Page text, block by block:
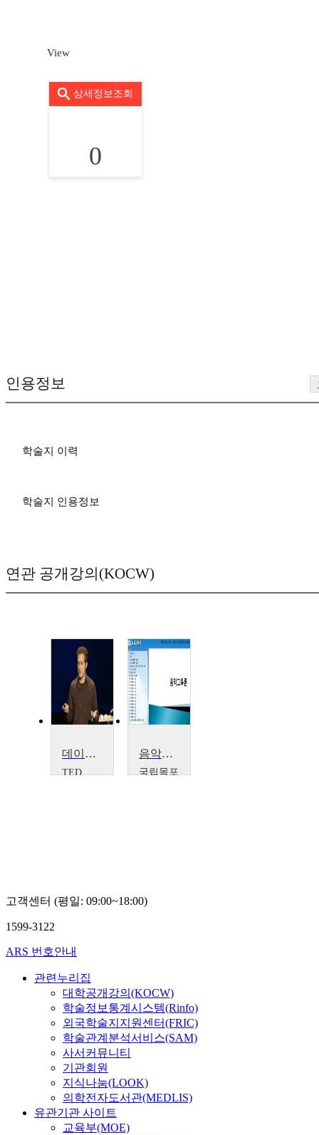
View
상세정보조회
0
인용정보
학술지 이력
학술지 인용정보
연관 공개강의(KOCW)
데이빗 메릴: 생각하는 장난감 블록 '시프터블'에 대하여
TED
음악교육론
국립목포
고객센터 (평일: 09:00~18:00)
1599-3122
ARS 번호안내
관련누리집
대학공개강의(KOCW)
학술정보통계시스템(Rinfo)
외국학술지지원센터(FRIC)
학술관계분석서비스(SAM)
사서커뮤니티
기관회원
지식나눔(LOOK)
의학전자도서관(MEDLIS)
유관기관 사이트
교육부(MOE)